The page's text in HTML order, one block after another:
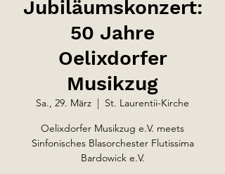
Jubiläumskonzert:
50 Jahre
Oelixdorfer
Musikzug
Sa., 29. März
  |
St. Laurentii-Kirche
Oelixdorfer Musikzug e.V. meets
Sinfonisches Blasorchester Flutissima
Bardowick e.V.